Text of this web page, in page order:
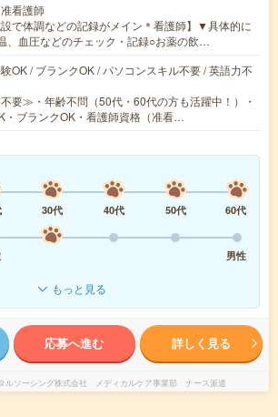
看護師
設で体調などの記録がメイン＊看護師】▼具体的に
、血圧などのチェック・記録○お薬の飲…
OK / ブランクOK / パソコンスキル不要 / 英語力不
要≫・年齢不問（50代・60代の方も活躍中！）・
・ブランクOK・看護師資格（准看…
30代 40代 50代
60代
男性
もっと見る
応募へ進む 詳しく見る
ルソーシング株式会社 メディカルケア事業部 ナース派遣